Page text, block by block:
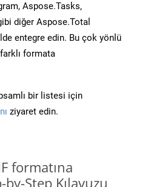
Aspose.Tasks,
diğer Aspose.Total
entegre edin. Bu çok yönlü
formata
bir listesi için
ziyaret edin.
formatına
Step Kılavuzu